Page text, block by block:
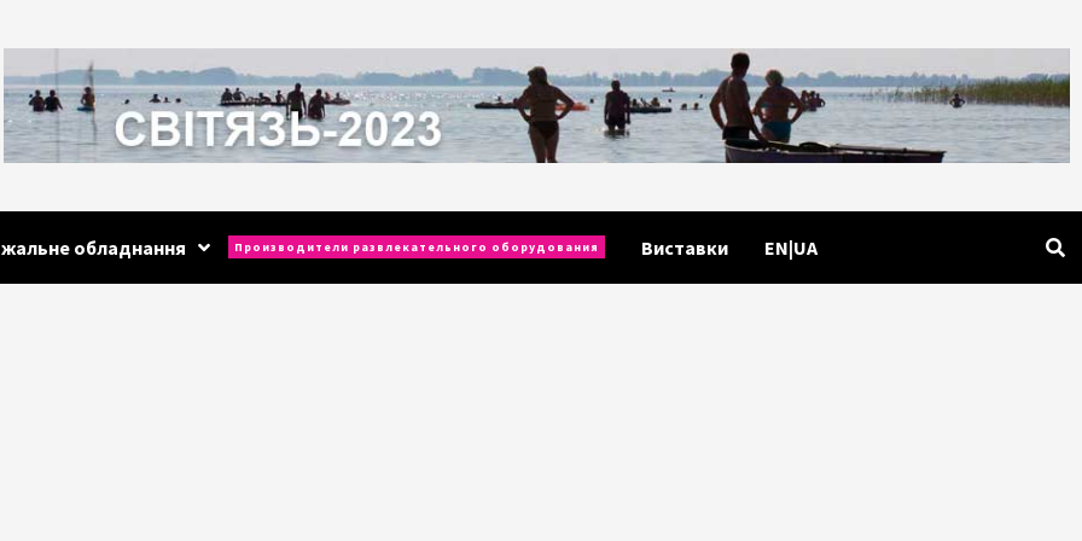
обладнання Производители развлекательного оборудования Виставки EN|UA